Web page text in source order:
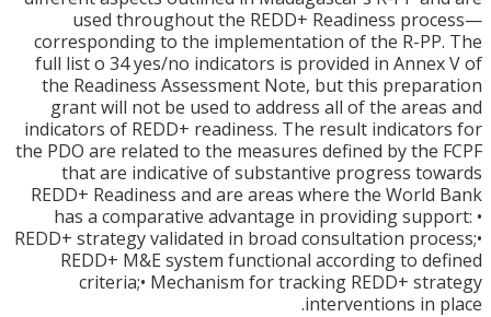
used throughout the REDD+ Readiness
corresponding to the implementation of the R-
full list o 34 yes/no indicators is provided in
the Readiness Assessment Note, but this
grant will not be used to address all of the
indicators of REDD+ readiness. The result
the PDO are related to the measures defined by the
that are indicative of substantive progress
REDD+ Readiness and are areas where the
has a comparative advantage in providing
REDD+ strategy validated in broad consultation
REDD+ M&E system functional according to
criteria;• Mechanism for tracking REDD+
interventions in